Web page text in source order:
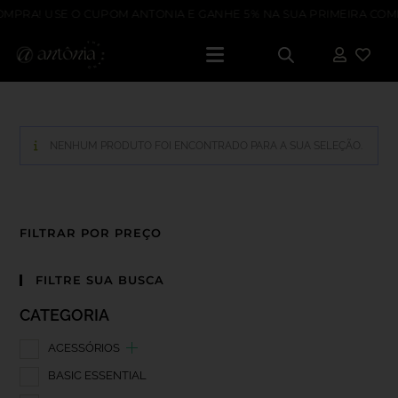
USE O CUPOM ANTONIA E GANHE 5% NA SUA PRIMEIRA
NENHUM PRODUTO FOI ENCONTRADO PARA A SUA SELEÇÃO.
FILTRAR POR PREÇO
FILTRE SUA BUSCA
CATEGORIA
ACESSÓRIOS
BASIC ESSENTIAL